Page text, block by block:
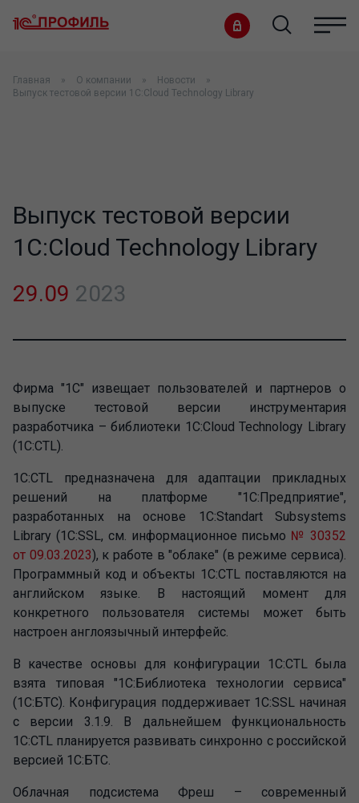
Главная О компании
Новости
Выпуск тестовой версии 1С:Cloud Technology Library
Выпуск тестовой версии
1С:Cloud Technology Library
29.09 2023
Фирма "1С" извещает пользователей и партнеров о
выпуске тестовой версии инструментария
разработчика – библиотеки 1С:Cloud Technology Library
(1C:CTL).
1C:CTL предназначена для адаптации прикладных
решений на платформе "1С:Предприятие",
разработанных на основе 1C:Standart Subsystems
Library (1C:SSL, см. информационное письмо № 30352
от 09.03.2023), к работе в "облаке" (в режиме сервиса).
Программный код и объекты 1C:CTL поставляются на
английском языке. В настоящий момент для
конкретного пользователя системы может быть
настроен англоязычный интерфейс.
В качестве основы для конфигурации 1C:CTL была
взята типовая "1С:Библиотека технологии сервиса"
(1С:БТС). Конфигурация поддерживает 1C:SSL начиная
с версии 3.1.9. В дальнейшем функциональность
1C:CTL планируется развивать синхронно с российской
версией 1С:БТС.
Облачная подсистема Фреш – современный